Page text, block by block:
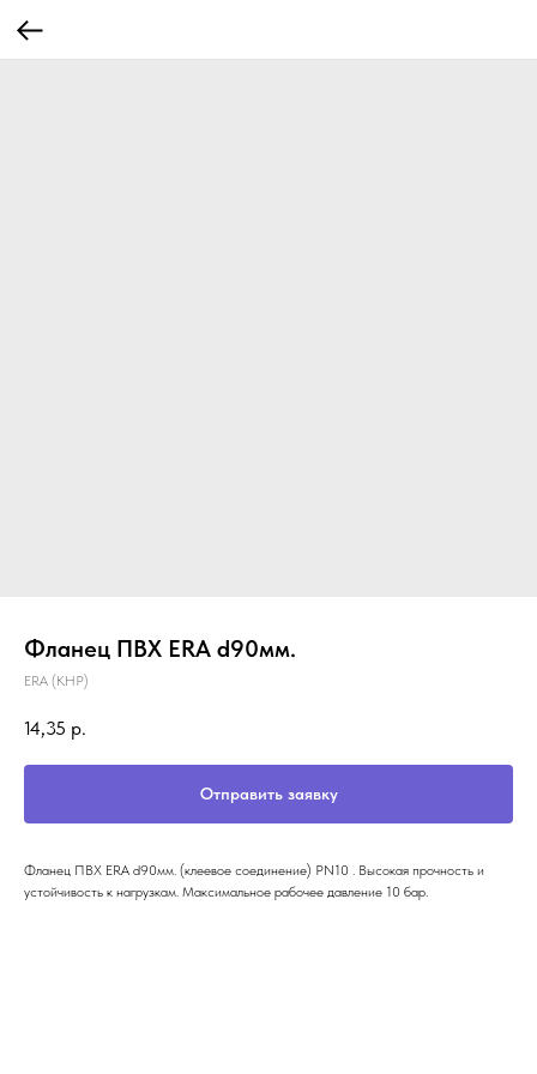
Фланец ПВХ ERA d90мм.
ERA (КНР)
14,35 р.
Отправить заявку
Фланец ПВХ ERA d90мм. (клеевое соединение) PN10 . Высокая прочность и
устойчивость к нагрузкам. Максимальное рабочее давление 10 бар.